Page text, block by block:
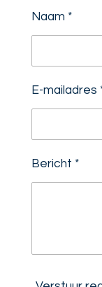
Naam *
E-mailadres
Bericht *